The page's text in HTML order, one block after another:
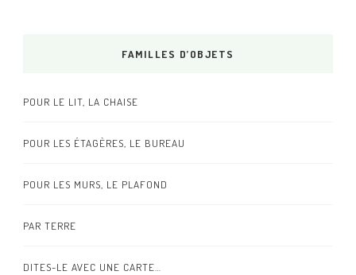
FAMILLES D’OBJETS
POUR LE LIT, LA CHAISE
POUR LES ÉTAGÈRES, LE BUREAU
POUR LES MURS, LE PLAFOND
PAR TERRE
DITES-LE AVEC UNE CARTE…